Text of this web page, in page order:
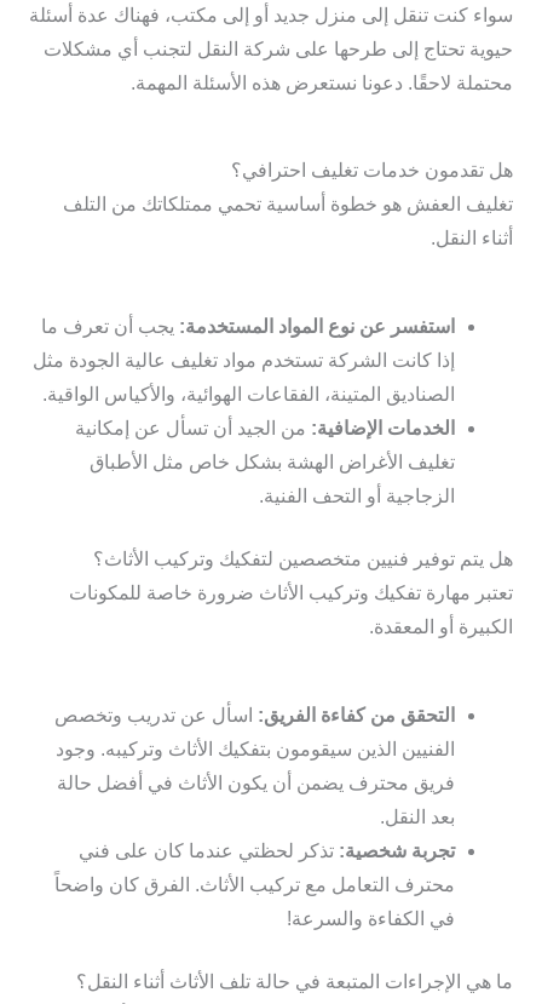
سواء كنت تنقل إلى منزل جديد أو إلى مكتب، فهناك عدة أسئلة
حيوية تحتاج إلى طرحها على شركة النقل لتجنب أي مشكلات
محتملة لاحقًا. دعونا نستعرض هذه الأسئلة المهمة.
هل تقدمون خدمات تغليف احترافي؟
تغليف العفش هو خطوة أساسية تحمي ممتلكاتك من التلف
أثناء النقل.
استفسر عن نوع المواد المستخدمة: يجب أن تعرف ما
إذا كانت الشركة تستخدم مواد تغليف عالية الجودة مثل
الصناديق المتينة، الفقاعات الهوائية، والأكياس الواقية.
الخدمات الإضافية: من الجيد أن تسأل عن إمكانية
تغليف الأغراض الهشة بشكل خاص مثل الأطباق
الزجاجية أو التحف الفنية.
هل يتم توفير فنيين متخصصين لتفكيك وتركيب الأثاث؟
تعتبر مهارة تفكيك وتركيب الأثاث ضرورة خاصة للمكونات
الكبيرة أو المعقدة.
التحقق من كفاءة الفريق: اسأل عن تدريب وتخصص
الفنيين الذين سيقومون بتفكيك الأثاث وتركيبه. وجود
فريق محترف يضمن أن يكون الأثاث في أفضل حالة
بعد النقل.
تجربة شخصية: تذكر لحظتي عندما كان على فني
محترف التعامل مع تركيب الأثاث. الفرق كان واضحاً
في الكفاءة والسرعة!
ما هي الإجراءات المتبعة في حالة تلف الأثاث أثناء النقل؟